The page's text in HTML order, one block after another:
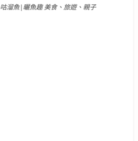
Posted on
咕溜魚|曬魚趣 美食、旅遊、親子